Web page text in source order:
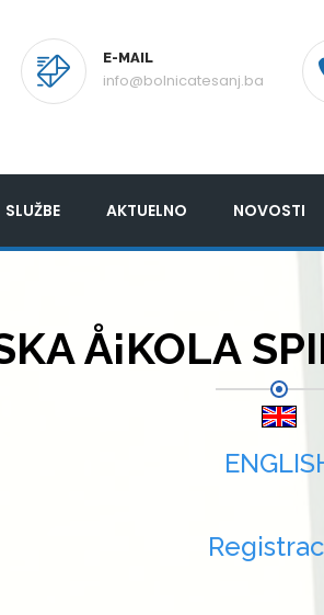
E-MAIL
info@bolnicatesanj.ba
SLUŽBE AKTUELNO NOVOSTI
Å¡KOLA